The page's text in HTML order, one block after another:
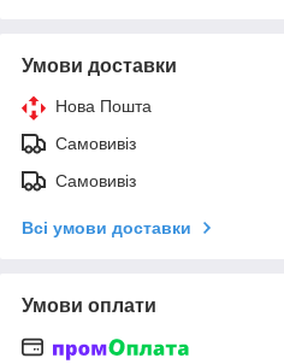
Умови доставки
Нова Пошта
Самовивіз
Самовивіз
Всі умови доставки
Умови оплати